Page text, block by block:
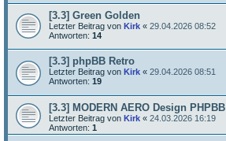
[3.3] Green Golden
Letzter Beitrag von Kirk « 29.04.2026 08:52
Antworten: 14
[3.3] phpBB Retro
Letzter Beitrag von Kirk « 29.04.2026 08:51
Antworten: 19
[3.3] MODERN AERO Design PHPBB
Letzter Beitrag von Kirk « 24.03.2026 16:19
Antworten: 1